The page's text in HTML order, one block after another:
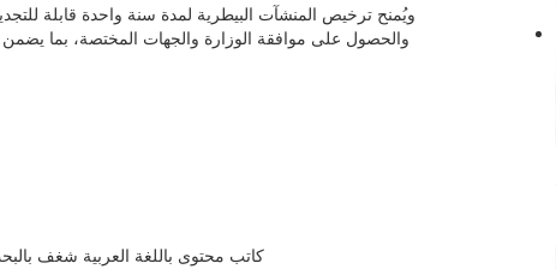
ويُمنح ترخيص المنشآت البيطرية لمدة سنة واحدة قابلة
والحصول على موافقة الوزارة والجهات المختصة، بما يضمن
كاتب محتوى باللغة العربية شغف